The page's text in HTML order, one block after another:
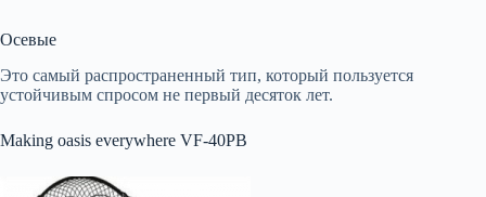
Осевые
Это самый распространенный тип, который пользуется
устойчивым спросом не первый десяток лет.
Making oasis everywhere VF-40PB